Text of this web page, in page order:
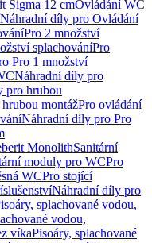
Sigma 12 cmOvládání WC
Náhradní díly pro Ovládání
Pro 2 množství
splachováníPro
Pro 1 množství
Náhradní díly pro
pro hrubou
montážPro ovládání
Náhradní díly pro Pro
MonolithSanitární
moduly pro WCPro
WCPro stojící
Náhradní díly pro
splachované vodou,
vodou,
víkaPisoáry, splachované